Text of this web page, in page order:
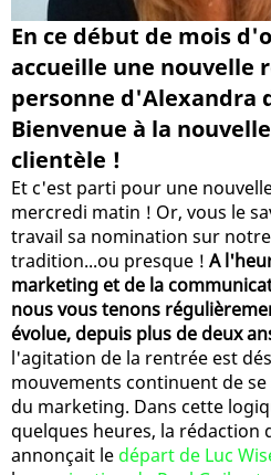
En ce début de mois
accueille une nouvelle
personne d'Alexandra
Bienvenue à la
clientèle !
Et c'est parti pour une
mercredi matin ! Or, vous le
travail sa nomination sur
tradition...ou presque ! A
marketing et de la
nous vous tenons
évolue, depuis plus de deux
l'agitation de la rentrée est
mouvements continuent de
du marketing. Dans cette
quelques heures, la rédaction
annonçait le départ de Luc